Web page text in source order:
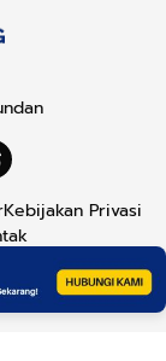
Kebijakan Privasi
reserved.